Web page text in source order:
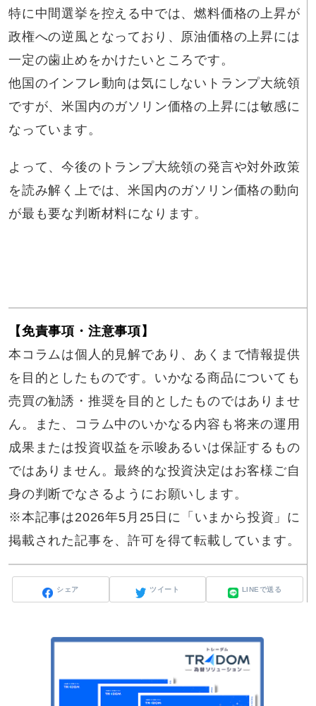
特に中間選挙を控える中では、燃料価格の上昇が
政権への逆風となっており、原油価格の上昇には
一定の歯止めをかけたいところです。
他国のインフレ動向は気にしないトランプ大統領
ですが、米国内のガソリン価格の上昇には敏感に
なっています。
よって、今後のトランプ大統領の発言や対外政策
を読み解く上では、米国内のガソリン価格の動向
が最も要な判断材料になります。
【免責事項・注意事項】
本コラムは個人的見解であり、あくまで情報提供
を目的としたものです。いかなる商品についても
売買の勧誘・推奨を目的としたものではありませ
ん。また、コラム中のいかなる内容も将来の運用
成果または投資収益を示唆あるいは保証するもの
ではありません。最終的な投資決定はお客様ご自
身の判断でなさるようにお願いします。
※本記事は2026年5月25日に「いまから投資」に
掲載された記事を、許可を得て転載しています。
シェア ツイート LINEで送る